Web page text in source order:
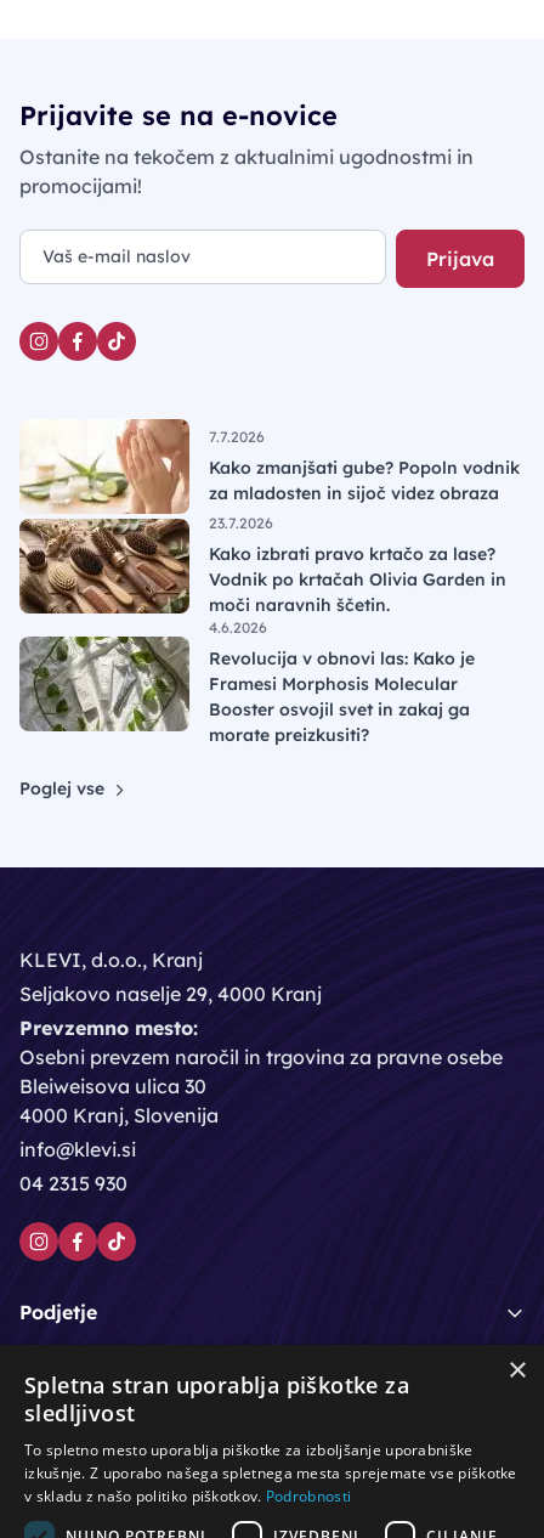
Prijavite se na e-novice
Ostanite na tekočem z aktualnimi ugodnostmi in
promocijami!
Prijava
7.7.2026
Kako zmanjšati gube? Popoln vodnik
za mladosten in sijoč videz obraza
23.7.2026
Kako izbrati pravo krtačo za lase?
Vodnik po krtačah Olivia Garden in
moči naravnih ščetin.
4.6.2026
Revolucija v obnovi las: Kako je
Framesi Morphosis Molecular
Booster osvojil svet in zakaj ga
morate preizkusiti?
Poglej vse
KLEVI, d.o.o., Kranj
Seljakovo naselje 29, 4000 Kranj
Prevzemno mesto:
Osebni prevzem naročil in trgovina za pravne osebe
Bleiweisova ulica 30
4000 Kranj, Slovenija
info@klevi.si
04 2315 930
Podjetje
Moj račun
Podpora strankam
×
Spletna stran uporablja piškotke za
sledljivost
To spletno mesto uporablja piškotke za izboljšanje uporabniške
izkušnje. Z uporabo našega spletnega mesta sprejemate vse piškotke
v skladu z našo politiko piškotkov. Podrobnosti